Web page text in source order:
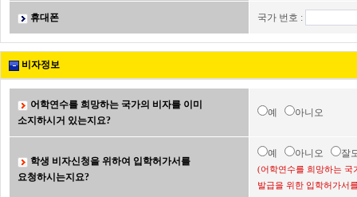
휴대폰 국가 번호 :
비자정보
어학연수를 희망하는 국가의 비자를 이미
소지하시거 있는지요?
예 아니오
학생 비자신청을 위하여 입학허가서를
요청하시는지요?
예 아니오 잘
(어학연수를 희망하는 국
발급을 위한 입학허가서